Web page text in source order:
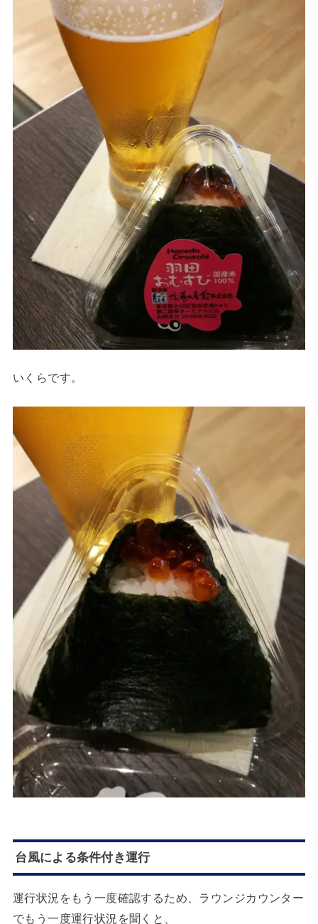
いくらです。
台風による条件付き運行
運行状況をもう一度確認するため、ラウンジカウンター
でもう一度運行状況を聞くと、